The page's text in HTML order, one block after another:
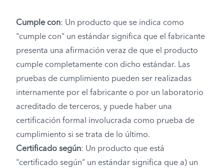
Cumple con: Un producto que se indica como
"cumple con" un estándar significa que el fabricante
presenta una afirmación veraz de que el producto
cumple completamente con dicho estándar. Las
pruebas de cumplimiento pueden ser realizadas
internamente por el fabricante o por un laboratorio
acreditado de terceros, y puede haber una
certificación formal involucrada como prueba de
cumplimiento si se trata de lo último.
Certificado según: Un producto que está
"certificado según" un estándar significa que a) un